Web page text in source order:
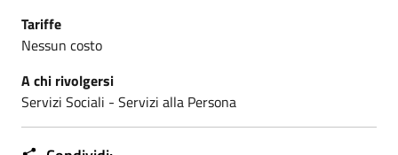
Tariffe
Nessun costo
A chi rivolgersi
Servizi Sociali - Servizi alla Persona